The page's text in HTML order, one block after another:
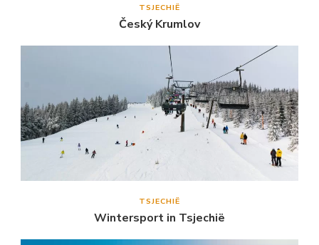
TSJECHIË
Český Krumlov
TSJECHIË
Wintersport in Tsjechië